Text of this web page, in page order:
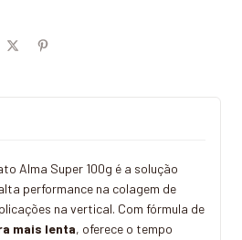
Alma Super 100g é a solução
performance na colagem de
na vertical. Com fórmula de
mais lenta, oferece o tempo